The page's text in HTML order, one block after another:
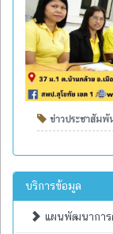
ข่าวประชาสัมพั
บริการข้อมูล
แผนพัฒนากา